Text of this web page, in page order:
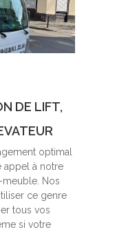
DE LIFT,
optimal
appel à notre
Nos
ce genre
tous vos
si votre